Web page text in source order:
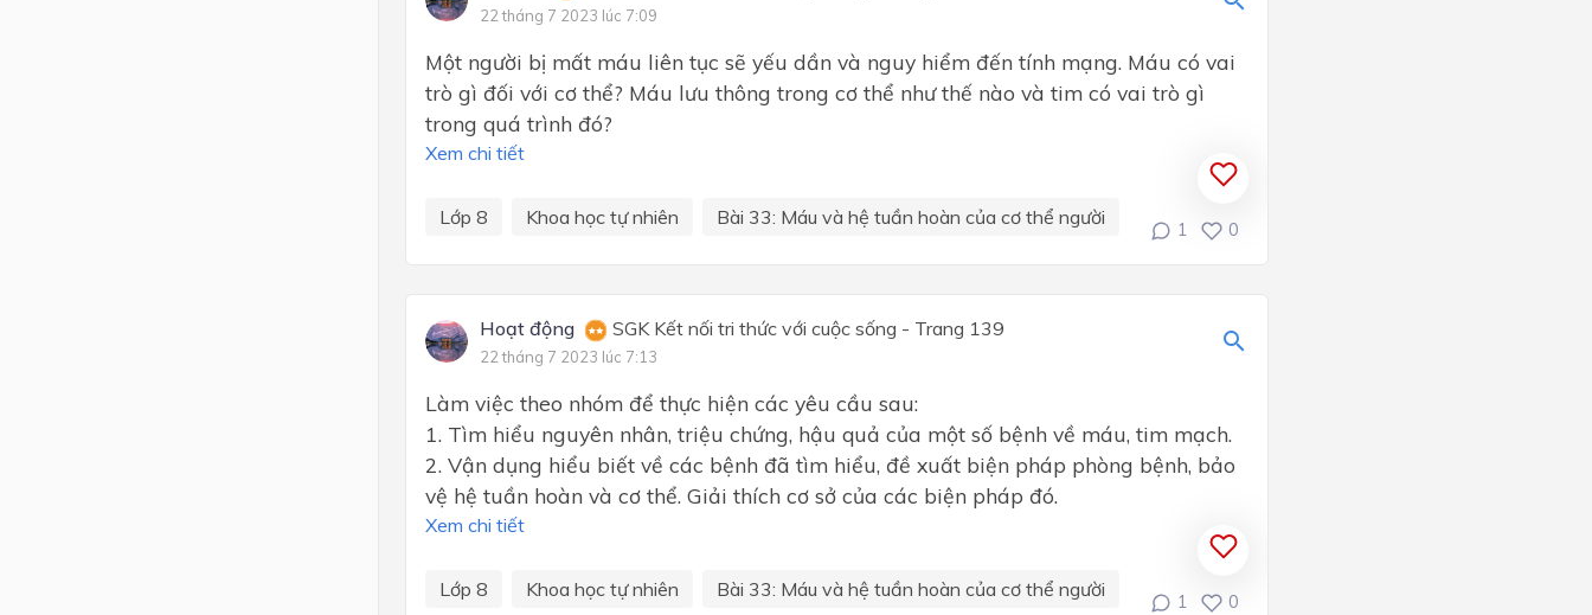
22 tháng 7 2023 lúc 7:09
Một người bị mất máu liên tục sẽ yếu dần và nguy hiểm đến tính mạng. Máu có vai
trò gì đối với cơ thể? Máu lưu thông trong cơ thể như thế nào và tim có vai trò gì
trong quá trình đó?
Xem chi tiết
Lớp 8 Khoa học tự nhiên Bài 33: Máu và hệ tuần hoàn của cơ thể người
1 0
Hoạt động SGK Kết nối tri thức với cuộc sống - Trang 139
22 tháng 7 2023 lúc 7:13
Làm việc theo nhóm để thực hiện các yêu cầu sau:
1. Tìm hiểu nguyên nhân, triệu chứng, hậu quả của một số bệnh về máu, tim mạch.
2. Vận dụng hiểu biết về các bệnh đã tìm hiểu, đề xuất biện pháp phòng bệnh, bảo
vệ hệ tuần hoàn và cơ thể. Giải thích cơ sở của các biện pháp đó.
Xem chi tiết
Lớp 8 Khoa học tự nhiên Bài 33: Máu và hệ tuần hoàn của cơ thể người
1 0